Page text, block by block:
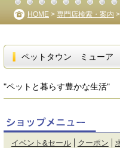
HOME > 専門店検索・案内
ペットタウン ミューア
"ペットと暮らす豊かな生活"
イベント&セール クーポン